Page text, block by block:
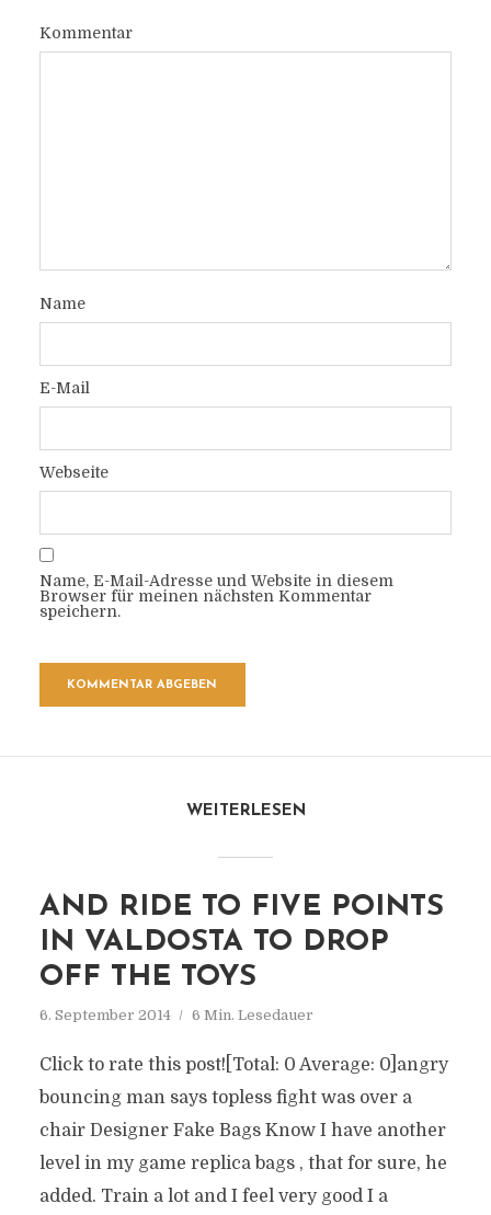
Kommentar
Name
E-Mail
Webseite
Name, E-Mail-Adresse und Website in diesem
Browser für meinen nächsten Kommentar
speichern.
WEITERLESEN
AND RIDE TO FIVE POINTS
IN VALDOSTA TO DROP
OFF THE TOYS
6. September 2014 6 Min. Lesedauer
Click to rate this post![Total: 0 Average: 0]angry
bouncing man says topless fight was over a
chair Designer Fake Bags Know I have another
level in my game replica bags , that for sure, he
added. Train a lot and I feel very good I a